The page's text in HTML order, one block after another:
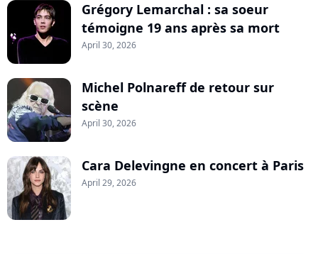
Grégory Lemarchal : sa soeur
témoigne 19 ans après sa mort
April 30, 2026
Michel Polnareff de retour sur
scène
April 30, 2026
Cara Delevingne en concert à Paris
April 29, 2026